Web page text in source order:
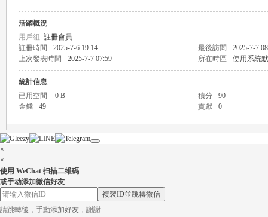
活躍概況
用戶組 註冊會員
註冊時間
2025-7-6 19:14 最後訪問
2025-7-7
上次發表時間
2025-7-7 07:59 所在時區 使用系統
統計信息
已用空間
0 B 積分
90
金錢
49 貢獻 0
×
×
使用 WeChat 扫描二维碼
或手动添加微信好友
複製ID並跳轉微信
請跳轉後，手動添加好友，謝謝